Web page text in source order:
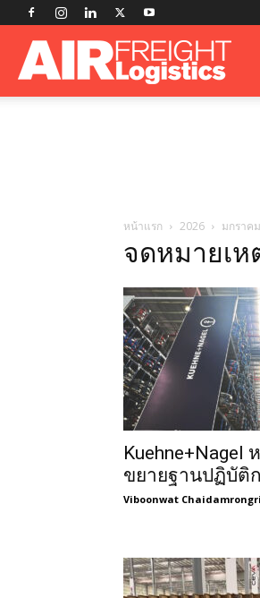
หน้าแรก 2026 มกราคม
จดหมายเห
Kuehne+Nagel
ขยายฐานปฏิบัติ
Viboonwat